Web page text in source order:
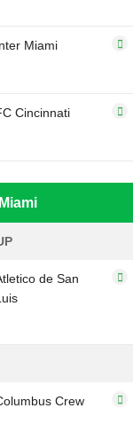
Miami
Cincinnati
de San
Crew